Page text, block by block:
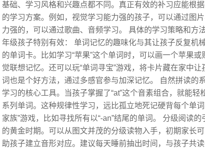
基础、学习风格和兴趣点都不同。真正有效的补习应能根
的学习方案。例如，视觉学习能力强的孩子，可以通过图
力强的，可以通过歌曲、音频学习。 具体的学习策略和方
年级孩子特别有效： 单词记忆的趣味化与其让孩子反复机
的单词卡。比如学习“苹果”这个单词时，可以画一个苹果
觉联想记忆。还可以玩“单词寻宝”游戏，将卡片藏在家中
词也是个好方法，通过多感官参与加深记忆。 自然拼读的
学习的核心工具。当孩子掌握了“at”这个音素组合，就能
系列单词。这种规律性学习，远比孤立地死记硬背每个单
家族”游戏，比如寻找所有以“-an”结尾的单词。 分级阅读
的黄金时期。可以从图文并茂的分级读物入手，初期家长
助孩子建立音形对应。建议每天睡前抽出时间，与孩子共